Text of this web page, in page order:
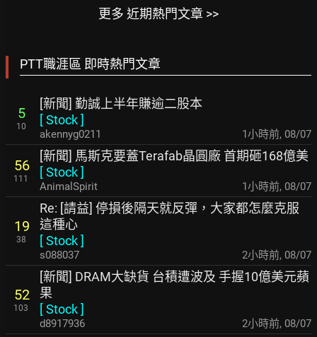
更多 近期熱門文章 >>
PTT職涯區 即時熱門文章
5
10
[新聞] 勤誠上半年賺逾二股本
[Stock]
akennyg0211 1小時前, 08/07
56
111
[新聞] 馬斯克要蓋Terafab晶圓廠 首期砸168億美
[Stock]
AnimalSpirit 1小時前, 08/07
19
38
Re: [請益] 停損後隔天就反彈，大家都怎麼克服
這種心
[Stock]
s088037 2小時前, 08/07
52
103
[新聞] DRAM大缺貨 台積遭波及 手握10億美元蘋
果
[Stock]
d8917936 2小時前, 08/07